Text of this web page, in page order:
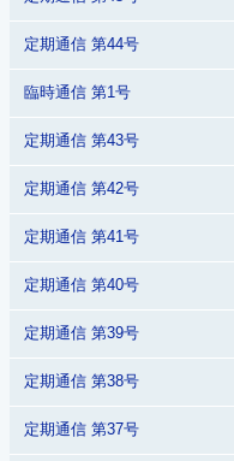
定期通信 第44号
臨時通信 第1号
定期通信 第43号
定期通信 第42号
定期通信 第41号
定期通信 第40号
定期通信 第39号
定期通信 第38号
定期通信 第37号